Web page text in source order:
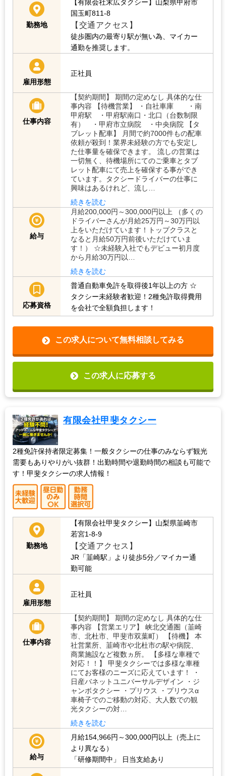
勤務地
【有限会社末広タクシー】山梨県甲府市
国玉町811-8
【交通アクセス】
徒歩圏内の最寄り駅が無い為、マイカー
通勤を推奨します。
雇用形態
正社員
仕事内容
【契約期間】 期間の定めなし 具体的な仕
事内容 【待機営業】 ・自社車庫 ・南
甲府駅 ・甲府駅南口・北口（台数制限
有） ・甲府市立病院 ・中央病院 【タ
ブレット配車】 月間で約7000件もの配車
依頼が殺到！業界未経験の方でも安定し
た仕事量を確保できます。 流しの営業は
一切無く、待機場所にてのご乗車とタブ
レット配車にて売上を確保する事ができ
ています。タクシードライバーの仕事に
興味はあるけれど、流し…
続きを読む
給与
月給200,000円～300,000円以上 （多くの
ドライバーさんが月給25万円～30万円以
上をいただけています！トップクラスと
なると月給50万円前後いただけていま
す！） ☆未経験入社でもデビュー初月度
から月給30万円以…
続きを読む
応募資格
普通自動車免許を取得後1年以上の方 ☆
タクシー未経験者歓迎！2種免許取得費用
を会社で全額負担します！
この求人について無料相談してみる
この求人に応募する
有限会社甲斐タクシー
2種免許保持者限定募集！一般タクシーの仕事のみならず観光
需要もありやりがい抜群！出勤時間や退勤時間の相談も可能で
す！甲斐タクシーの求人情報！
勤務地
【有限会社甲斐タクシー】山梨県韮崎市
若宮1-8-9
【交通アクセス】
JR「韮崎駅」より徒歩5分／マイカー通
勤可能
雇用形態
正社員
仕事内容
【契約期間】 期間の定めなし 具体的な仕
事内容 【営業エリア】 峡北交通圏（韮崎
市、北杜市、甲斐市双葉町） 【待機】 本
社営業所、韮崎市や北杜市の駅や病院、
商業施設など複数ヵ所。 【多様な車種で
対応！！】 甲斐タクシーでは多様な車種
にてお客様のニーズに応えています！ ・
日産バネットユニバーサルデザイン ・ジ
ャンボタクシー ・プリウス ・プリウスα
車椅子でのご移動の対応、大人数での観
光タクシーの対…
続きを読む
給与
月給154,966円～300,000円以上（売上に
より異なる）
「研修期間中」
日当支給あり